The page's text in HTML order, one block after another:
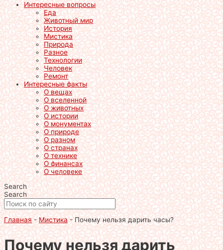
Интересные вопросы
Еда
Животный мир
История
Мистика
Природа
Разное
Технологии
Человек
Ремонт
Интересные факты
О вещах
О вселенной
О животных
О истории
О монументах
О природе
О разном
О странах
О технике
О финансах
О человеке
Search
Search
Главная-Мистика-Почему нельзя дарить часы?
Почему нельзя дарить